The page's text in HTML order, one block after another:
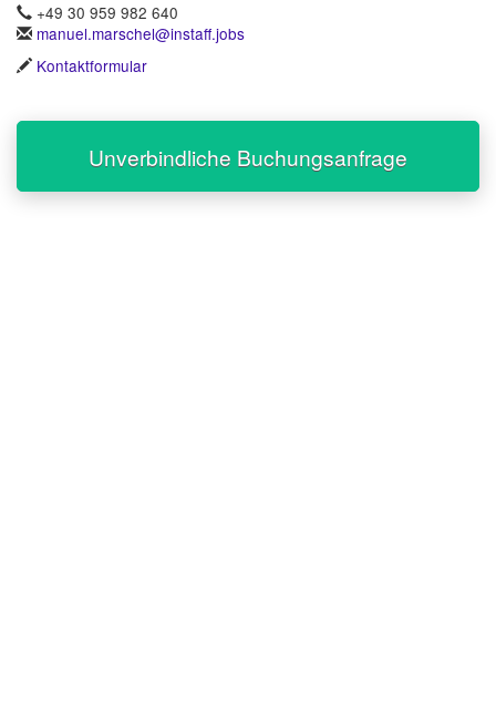
+49 30 959 982 640
manuel.marschel@instaff.jobs
Kontaktformular
Unverbindliche Buchungsanfrage